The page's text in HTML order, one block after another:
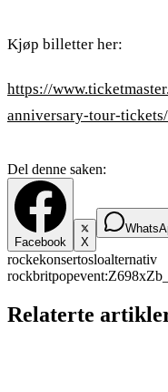
Kjøp billetter her:
https://
anniversary-tour-
Del denne saken:
Facebook X
rockekonsertosloalternativ
rockbritpop
Relaterte